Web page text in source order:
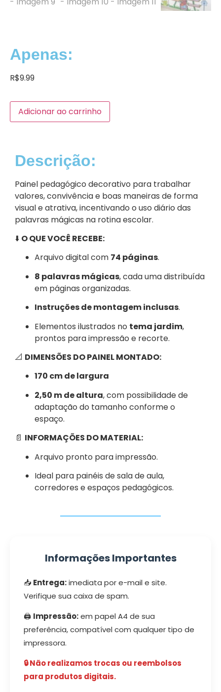
Apenas:
R$9.99
Adicionar ao carrinho
Descrição:
Painel pedagógico decorativo para trabalhar
valores, convivência e boas maneiras de forma
visual e atrativa, incentivando o uso diário das
palavras mágicas na rotina escolar.
⬇️ O QUE VOCÊ RECEBE:
Arquivo digital com 74 páginas.
8 palavras mágicas, cada uma distribuída
em páginas organizadas.
Instruções de montagem inclusas.
Elementos ilustrados no tema jardim,
prontos para impressão e recorte.
📐 DIMENSÕES DO PAINEL MONTADO:
170 cm de largura
2,50 m de altura, com possibilidade de
adaptação do tamanho conforme o
espaço.
📄 INFORMAÇÕES DO MATERIAL:
Arquivo pronto para impressão.
Ideal para painéis de sala de aula,
corredores e espaços pedagógicos.
Informações Importantes
📥 Entrega:imediata por e-mail e site.
Verifique sua caixa de spam.
🖨️ Impressão:em papel A4 de sua
preferência, compatível com qualquer tipo de
impressora.
🔒 Não realizamos trocas ou reembolsos
para produtos digitais.